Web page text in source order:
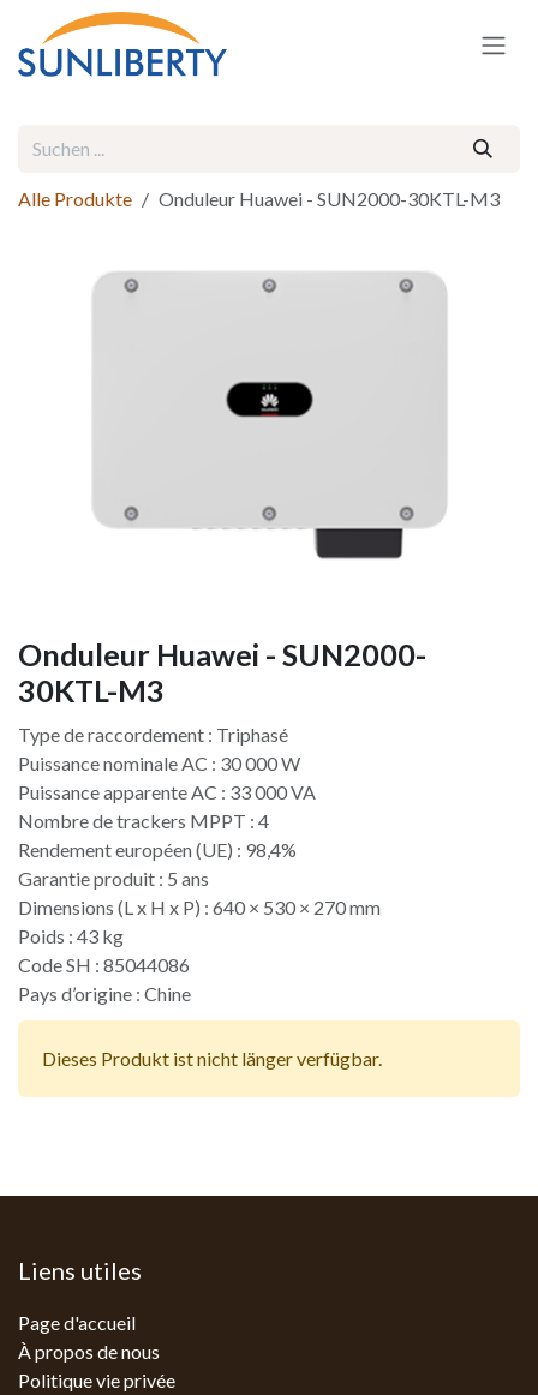
Zum Inhalt springen
Alle Produkte Onduleur Huawei - SUN2000-30KTL-M3
Onduleur Huawei - SUN2000-
30KTL-M3
Type de raccordement : Triphasé
Puissance nominale AC : 30 000 W
Puissance apparente AC : 33 000 VA
Nombre de trackers MPPT : 4
Rendement européen (UE) : 98,4%
Garantie produit : 5 ans
Dimensions (L x H x P) : 640 × 530 × 270 mm
Poids : 43 kg
Code SH : 85044086
Pays d’origine : Chine​
Dieses Produkt ist nicht länger verfügbar.
Liens utiles
Page d'accueil
À propos de nous
Politique vie privée